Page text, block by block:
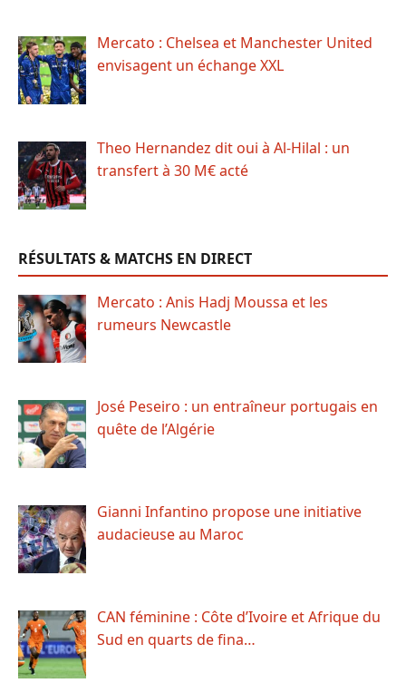
Mercato : Chelsea et Manchester United
envisagent un échange XXL
Theo Hernandez dit oui à Al-Hilal : un
transfert à 30 M€ acté
RÉSULTATS & MATCHS EN DIRECT
Mercato : Anis Hadj Moussa et les
rumeurs Newcastle
José Peseiro : un entraîneur portugais en
quête de l’Algérie
Gianni Infantino propose une initiative
audacieuse au Maroc
CAN féminine : Côte d’Ivoire et Afrique du
Sud en quarts de fina…